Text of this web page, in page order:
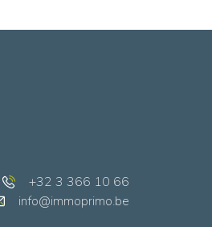
+32 3 366 10 66
info@immoprimo.be